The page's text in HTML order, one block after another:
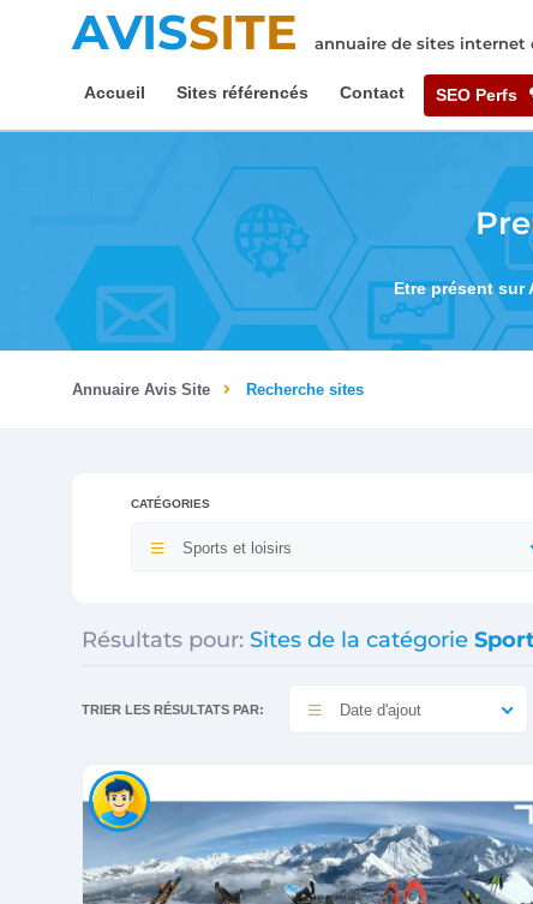
AVISSITE annuaire de sites internet
Accueil Sites référencés Contact SEO Perfs
Etre présent sur
Annuaire Avis Site Recherche sites
CATÉGORIES
Sports et loisirs
Résultats pour: Sites de la catégorie
TRIER LES RÉSULTATS PAR: Date d'ajout